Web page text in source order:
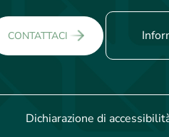
CONTATTACI
Dichiarazione di